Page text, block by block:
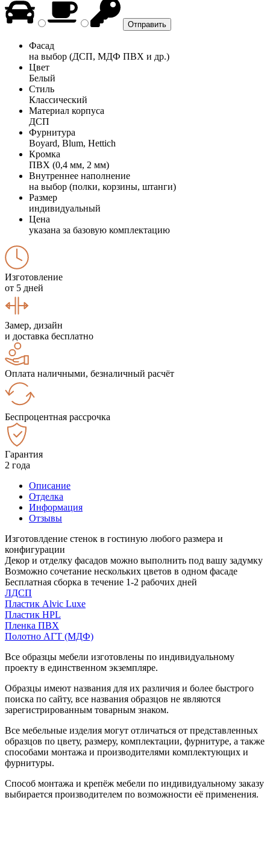
Фасад
на выбор (ДСП, МДФ ПВХ и др.)
Цвет
Белый
Стиль
Классический
Материал корпуса
ДСП
Фурнитура
Boyard, Blum, Hettich
Кромка
ПВХ (0,4 мм, 2 мм)
Внутреннее наполнение
на выбор (полки, корзины, штанги)
Размер
индивидуальный
Цена
указана за базовую комплектацию
Изготовление
от 5 дней
Замер, дизайн
и доставка бесплатно
Оплата наличными, безналичный расчёт
Беспроцентная рассрочка
Гарантия
2 года
Описание
Отделка
Информация
Отзывы
Изготовлдение стенок в гостиную любого размера и
конфигурации
Декор и отделку фасадов можно выполнить под вашу задумку
Возможно сочетание нескольких цветов в одном фасаде
Бесплатная сборка в течение 1-2 рабочих дней
ЛДСП
Пластик Alvic Luxe
Пластик HPL
Пленка ПВХ
Полотно АГТ (МДФ)
Все образцы мебели изготовлены по индивидуальному
проекту в единственном экземпляре.
Образцы имеют названия для их различия и более быстрого
поиска по сайту, все названия образцов не являются
зарегистрированным товарным знаком.
Все мебельные изделия могут отличаться от представленных
образцов по цвету, размеру, комплектации, фурнитуре, а также
способами монтажа и производителями комплектующих и
фурнитуры.
Способ монтажа и крепёж мебели по индивидуальному заказу
выбирается производителем по возможности её применения.